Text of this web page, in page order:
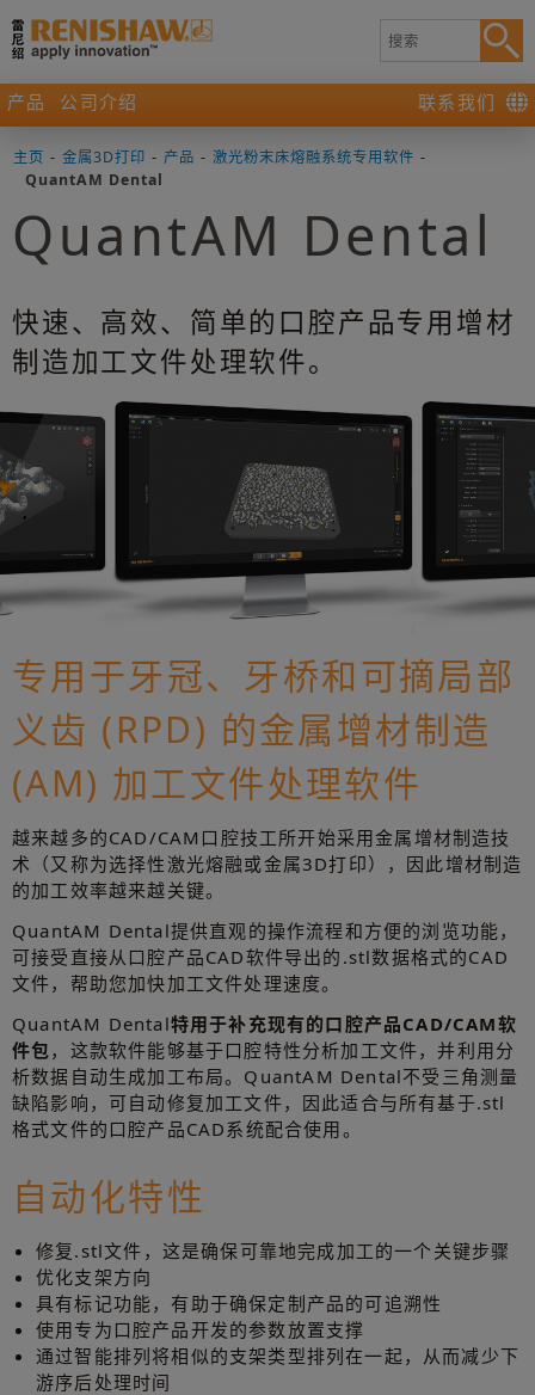
产品 公司介绍 联系我们
主页 - 金属3D打印 - 产品 - 激光粉末床熔融系统专用软件 -
QuantAM Dental
QuantAM Dental
快速、高效、简单的口腔产品专用增材
制造加工文件处理软件。
专用于牙冠、牙桥和可摘局部
义齿 (RPD) 的金属增材制造
(AM) 加工文件处理软件
越来越多的CAD/CAM口腔技工所开始采用金属增材制造技
术（又称为选择性激光熔融或金属3D打印），因此增材制造
的加工效率越来越关键。
QuantAM Dental提供直观的操作流程和方便的浏览功能，
可接受直接从口腔产品CAD软件导出的.stl数据格式的CAD
文件，帮助您加快加工文件处理速度。
QuantAM Dental特用于补充现有的口腔产品CAD/CAM软
件包 ，这款软件能够基于口腔特性分析加工文件，并利用分
析数据自动生成加工布局。QuantAM Dental不受三角测量
缺陷影响，可自动修复加工文件，因此适合与所有基于.stl
格式文件的口腔产品CAD系统配合使用。
自动化特性
修复.stl文件，这是确保可靠地完成加工的一个关键步骤
优化支架方向
具有标记功能，有助于确保定制产品的可追溯性
使用专为口腔产品开发的参数放置支撑
通过智能排列将相似的支架类型排列在一起，从而减少下
游序后处理时间